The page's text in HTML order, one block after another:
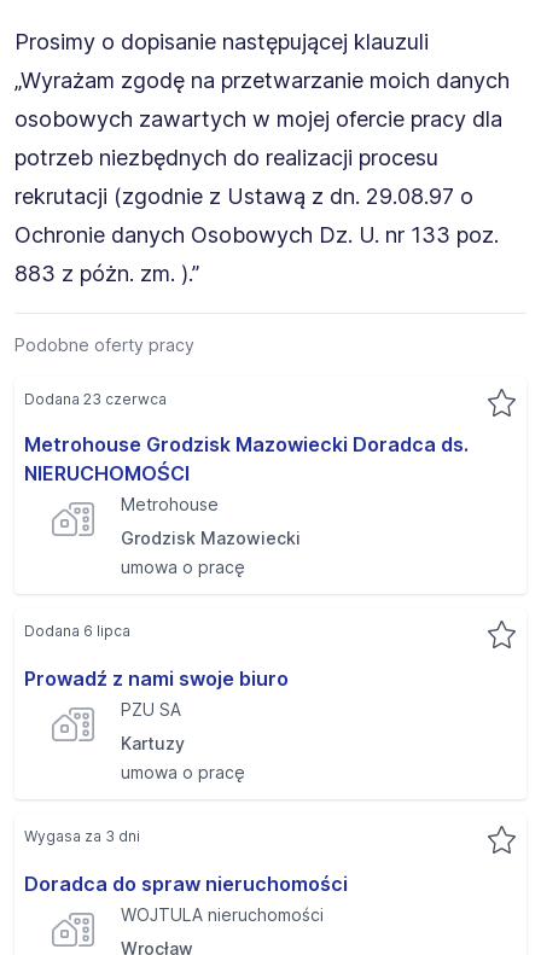
Prosimy o dopisanie następującej klauzuli
„Wyrażam zgodę na przetwarzanie moich danych
osobowych zawartych w mojej ofercie pracy dla
potrzeb niezbędnych do realizacji procesu
rekrutacji (zgodnie z Ustawą z dn. 29.08.97 o
Ochronie danych Osobowych Dz. U. nr 133 poz.
883 z póżn. zm. ).”
Podobne oferty pracy
Metrohouse Grodzisk Mazowiecki Doradca ds.
NIERUCHOMOŚCI
Metrohouse
Grodzisk Mazowiecki
umowa o pracę
Dodana 23 czerwca
Prowadź z nami swoje biuro
PZU SA
Kartuzy
umowa o pracę
Dodana 6 lipca
Doradca do spraw nieruchomości
WOJTULA nieruchomości
Wrocław
Wygasa za 3 dni